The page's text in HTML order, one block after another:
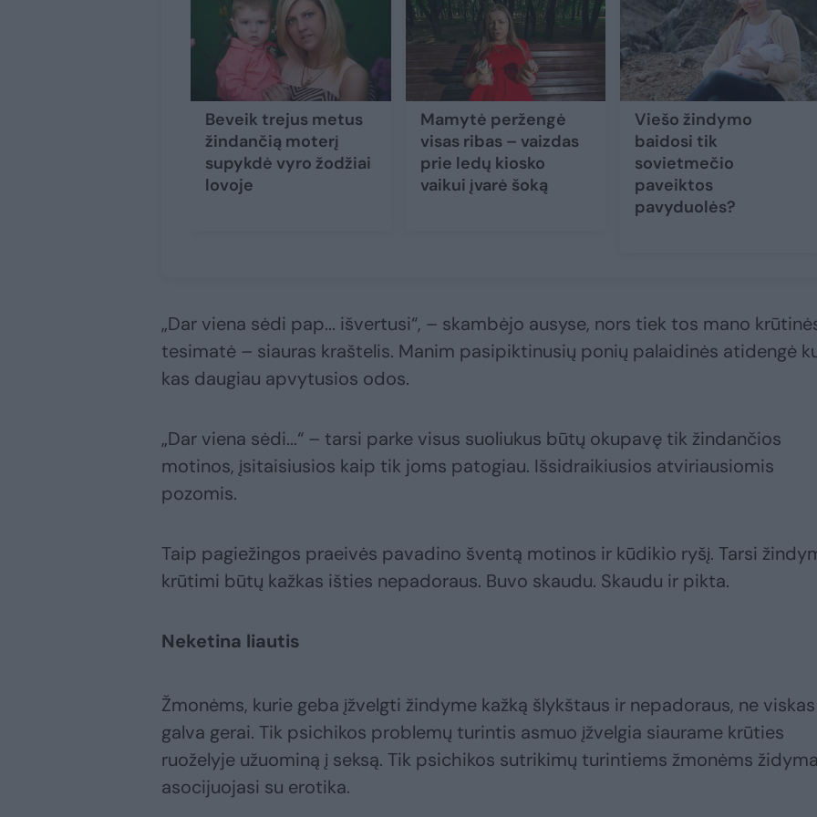
Beveik trejus metus
žindančią moterį
supykdė vyro žodžiai
lovoje
Mamytė peržengė
visas ribas – vaizdas
prie ledų kiosko
vaikui įvarė šoką
Viešo žindymo
baidosi tik
sovietmečio
paveiktos
pavyduolės?
„Dar viena sėdi pap... išvertusi“, – skambėjo ausyse, nors tiek tos mano
tesimatė – siauras kraštelis. Manim pasipiktinusių ponių palaidinės atidengė
kas daugiau apvytusios odos.
„Dar viena sėdi...“ – tarsi parke visus suoliukus būtų okupavę tik žindančios
motinos, įsitaisiusios kaip tik joms patogiau. Išsidraikiusios atviriausiomis
pozomis.
Taip pagiežingos praeivės pavadino šventą motinos ir kūdikio ryšį. Tarsi
krūtimi būtų kažkas išties nepadoraus. Buvo skaudu. Skaudu ir pikta.
Neketina liautis
Žmonėms, kurie geba įžvelgti žindyme kažką šlykštaus ir nepadoraus, ne
galva gerai. Tik psichikos problemų turintis asmuo įžvelgia siaurame krūties
ruoželyje užuominą į seksą. Tik psichikos sutrikimų turintiems žmonėms
asocijuojasi su erotika.